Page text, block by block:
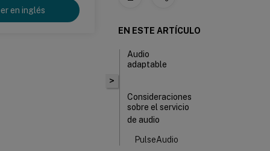
en inglés
>
EN ESTE ARTÍCULO
Audio
adaptable
Consideraciones
sobre el servicio
de audio
PulseAudio